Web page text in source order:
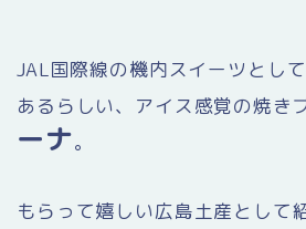
JAL国際線の機内スイーツとし
あるらしい、アイス感覚の焼き
ーナ。
もらって嬉しい広島土産として